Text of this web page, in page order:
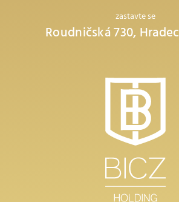
zastavte se
Roudničská 730,